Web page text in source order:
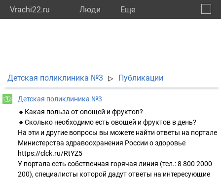
Vrachi22.ru Люди Eще
Детская поликлиника №3 ▷ Публикации
Детская поликлиника №3
🔸Какая польза от овощей и фруктов?
🔸Сколько необходимо есть овощей и фруктов в день?
На эти и другие вопросы вы можете найти ответы на портале
Министерства здравоохранения России о здоровье
https://clck.ru/RtYZ5
У портала есть собственная горячая линия (тел.: 8 800 2000
200), специалисты которой дадут ответы на интересующие